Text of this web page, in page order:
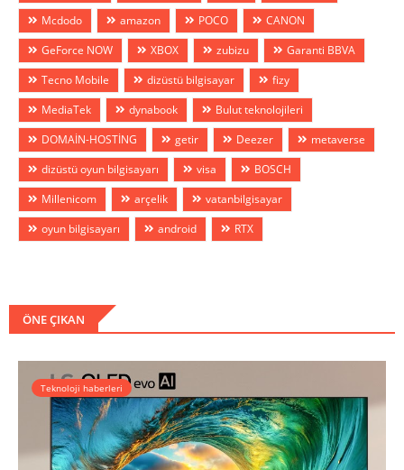
Mcdodo
amazon POCO
CANON
GeForce NOW
XBOX zubizu
Garanti BBVA
Tecno Mobile
dizüstü bilgisayar
fizy
MediaTek
dynabook
Bulut teknolojileri
DOMAİN-HOSTİNG
getir Deezer
metaverse
dizüstü oyun bilgisayarı
visa
BOSCH
Millenicom
arçelik
vatanbilgisayar
oyun bilgisayarı
android RTX
ÖNE ÇIKAN
Teknoloji haberleri